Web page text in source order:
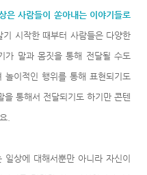
은 사람들이 쏟아내는 이야기들로
시작한 때부터 사람들은 다양한
가 말과 몸짓을 통해 전달될 수도
놀이적인 행위를 통해 표현되기도
통해서 전달되기도 하기만 콘텐
.
일상에 대해서뿐만 아니라 자신이